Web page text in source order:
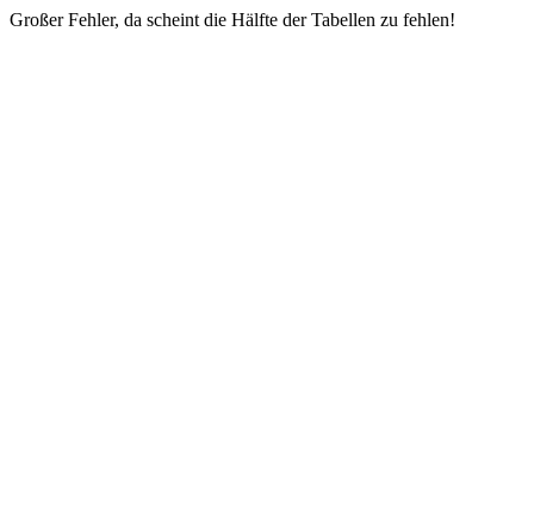
Großer Fehler, da scheint die Hälfte der Tabellen zu fehlen!